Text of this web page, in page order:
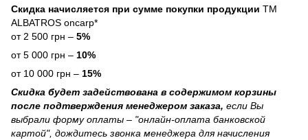
Скидка начисляется при сумме покупки продукции ТМ
ALBATROS oncarp*
от 2 500 грн – 5%
от 5 000 грн – 10%
от 10 000 грн – 15%
Скидка будет задействована в содержимом корзины
после подтверждения менеджером заказа, если Вы
выбрали форму оплаты – "онлайн-оплата банковской
картой", дождитесь звонка менеджера для начисления